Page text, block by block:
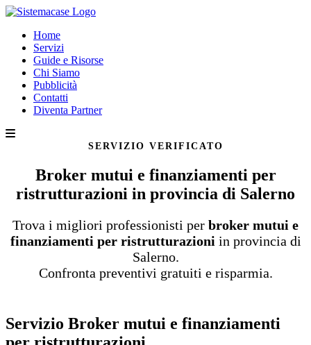
Home
Servizi
Guide e Risorse
Chi Siamo
Pubblicità
Contatti
Diventa Partner
SERVIZIO VERIFICATO
Broker mutui e finanziamenti per
ristrutturazioni in provincia di Salerno
Trova i migliori professionisti per broker mutui e
finanziamenti per ristrutturazioni in provincia di
Salerno.
Confronta preventivi gratuiti e risparmia.
Servizio Broker mutui e finanziamenti